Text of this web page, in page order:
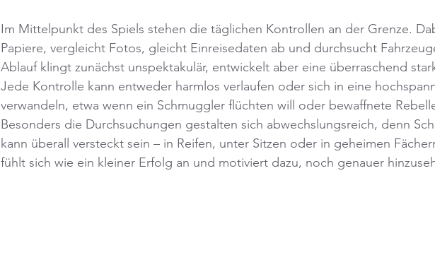
Im Mittelpunkt des Spiels stehen die täglichen Kontrollen an der Grenze.
Papiere, vergleicht Fotos, gleicht Einreisedaten ab und durchsucht
Ablauf klingt zunächst unspektakulär, entwickelt aber eine überraschend
Jede Kontrolle kann entweder harmlos verlaufen oder sich in eine
verwandeln, etwa wenn ein Schmuggler flüchten will oder bewaffnete
Besonders die Durchsuchungen gestalten sich abwechslungsreich, denn
kann überall versteckt sein – in Reifen, unter Sitzen oder in geheimen
fühlt sich wie ein kleiner Erfolg an und motiviert dazu, noch genauer